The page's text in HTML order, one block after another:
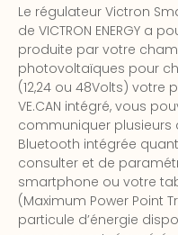
Le régulateur Victron
de VICTRON ENERGY a
produite par votre
photovoltaïques pour
(12,24 ou 48Volts)
VE.CAN intégré, vous
communiquer plusieurs
Bluetooth intégrée
consulter et de
smartphone ou votre
(Maximum Power Point
particule d’énergie